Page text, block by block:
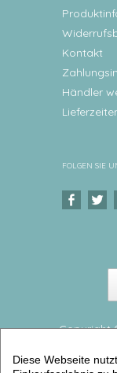
Kontakt
Händler
FOLGEN SIE
Copyright
Tischset,
Diese Webseite